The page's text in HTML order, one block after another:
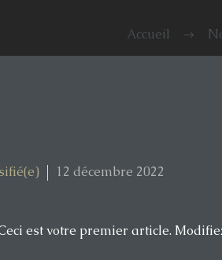
Accueil
12 décembre 2022
est votre premier article.